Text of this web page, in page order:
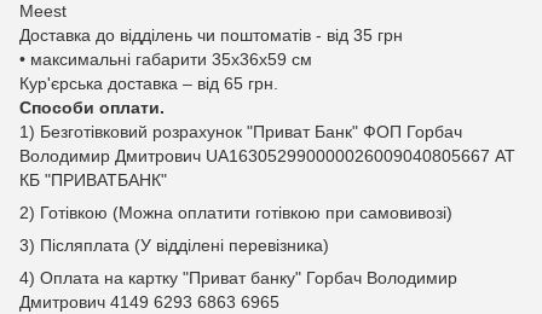
Meest
Доставка до відділень чи поштоматів - від 35 грн
• максимальні габарити 35x36x59 см
Кур'єрська доставка – від 65 грн.
Способи оплати.
1) Безготівковий розрахунок "Приват Банк" ФОП Горбач
Володимир Дмитрович UA163052990000026009040805667 АТ
КБ "ПРИВАТБАНК"
2) Готівкою (Можна оплатити готівкою при самовивозі)
3) Післяплата (У відділені перевізника)
4) Оплата на картку "Приват банку" Горбач Володимир
Дмитрович 4149 6293 6863 6965